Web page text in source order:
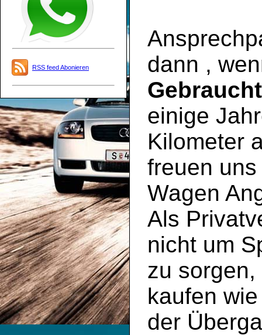
RSS feed Abonieren
dann ,
einige
Kilometer
freuen
Wagen
Als
nicht um
zu
kaufen
der